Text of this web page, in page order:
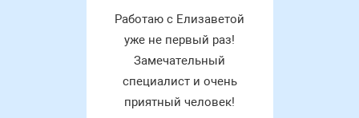
Работаю с Елизаветой
уже не первый раз!
Замечательный
специалист и очень
приятный человек!